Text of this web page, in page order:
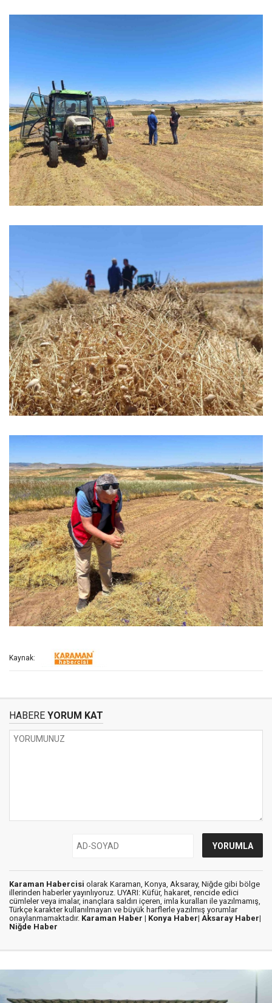
Kaynak:
HABERE YORUM KAT
Karaman Habercisi olarak Karaman, Konya, Aksaray, Niğde gibi bölge
illerinden haberler yayınlıyoruz. UYARI: Küfür, hakaret, rencide edici
cümleler veya imalar, inançlara saldırı içeren, imla kuralları ile yazılmamış,
Türkçe karakter kullanılmayan ve büyük harflerle yazılmış yorumlar
onaylanmamaktadır. Karaman Haber | Konya Haber| Aksaray Haber|
Niğde Haber